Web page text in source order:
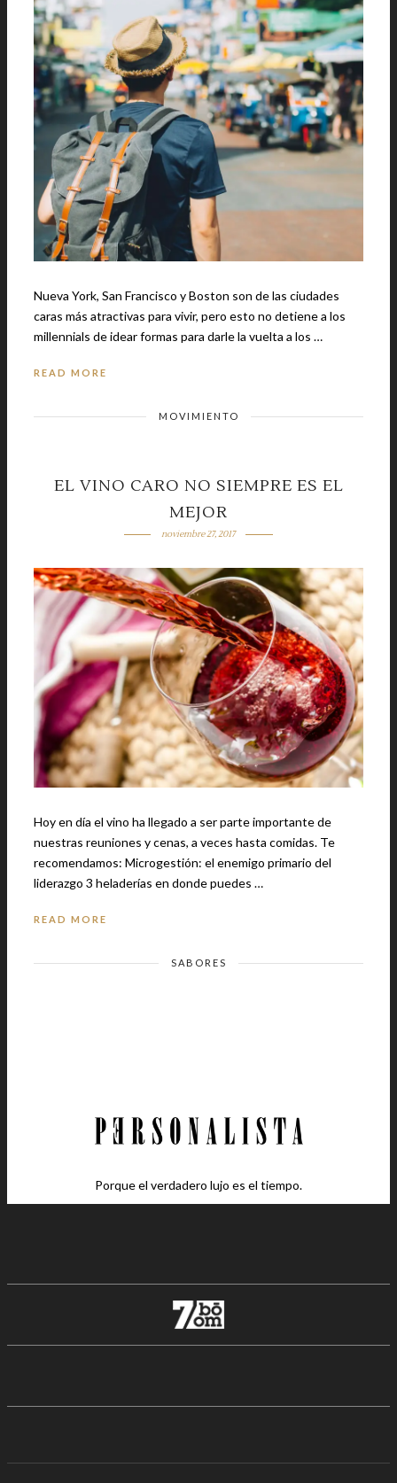
Nueva York, San Francisco y Boston son de las ciudades
caras más atractivas para vivir, pero esto no detiene a los
millennials de idear formas para darle la vuelta a los …
READ MORE
MOVIMIENTO
EL VINO CARO NO SIEMPRE ES EL
MEJOR
noviembre 27, 2017
Hoy en día el vino ha llegado a ser parte importante de
nuestras reuniones y cenas, a veces hasta comidas. Te
recomendamos: Microgestión: el enemigo primario del
liderazgo 3 heladerías en donde puedes …
READ MORE
SABORES
Porque el verdadero lujo es el tiempo.